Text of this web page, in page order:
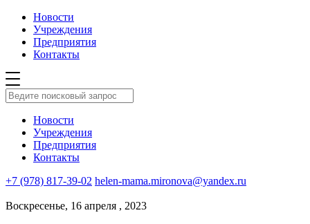
Новости
Учреждения
Предприятия
Контакты
Новости
Учреждения
Предприятия
Контакты
+7 (978) 817-39-02 helen-mama.mironova@yandex.ru
Воскресенье, 16 апреля , 2023